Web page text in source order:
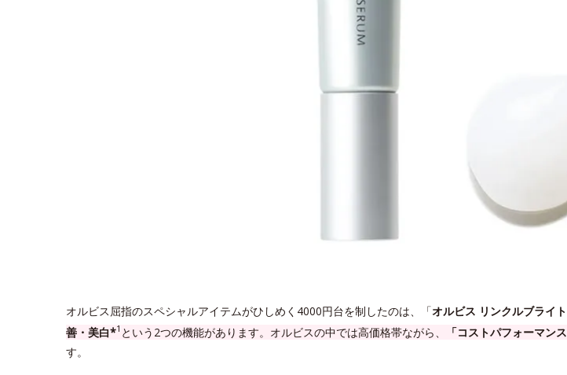
オルビス屈指のスペシャルアイテムがひしめく4000円台を制したのは、「オルビス リンクルブライ
善・美白*1 という2つの機能があります。オルビスの中では高価格帯ながら、 「コストパフォーマン
す。